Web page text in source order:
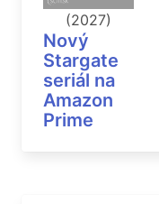
(2027)
Nový
Stargate
seriál na
Amazon
Prime